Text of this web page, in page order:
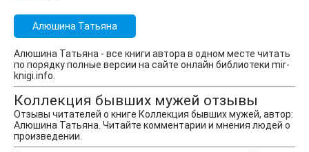
Алюшина Татьяна
Алюшина Татьяна - все книги автора в одном месте читать
по порядку полные версии на сайте онлайн библиотеки mir-
knigi.info.
Коллекция бывших мужей отзывы
Отзывы читателей о книге Коллекция бывших мужей, автор:
Алюшина Татьяна. Читайте комментарии и мнения людей о
произведении.